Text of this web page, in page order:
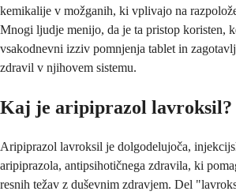
kemikalije v možganih, ki vplivajo na
Mnogi ljudje menijo, da je ta pristop koristen,
vsakodnevni izziv pomnjenja tablet in
zdravil v njihovem sistemu.
Kaj je aripiprazol lavroksil?
Aripiprazol lavroksil je dolgodelujoča,
aripiprazola, antipsihotičnega zdravila, ki
resnih težav z duševnim zdravjem. Del